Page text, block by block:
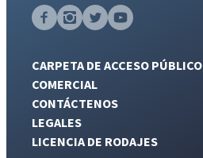
CARPETA DE ACCESO PÚBLICO
COMERCIAL
CONTÁCTENOS
LEGALES
LICENCIA DE RODAJES